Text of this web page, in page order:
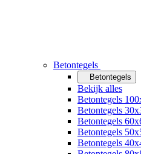
Betontegels
Betontegels
Bekijk alles
Betontegels
Betontegels
Betontegels
Betontegels
Betontegels